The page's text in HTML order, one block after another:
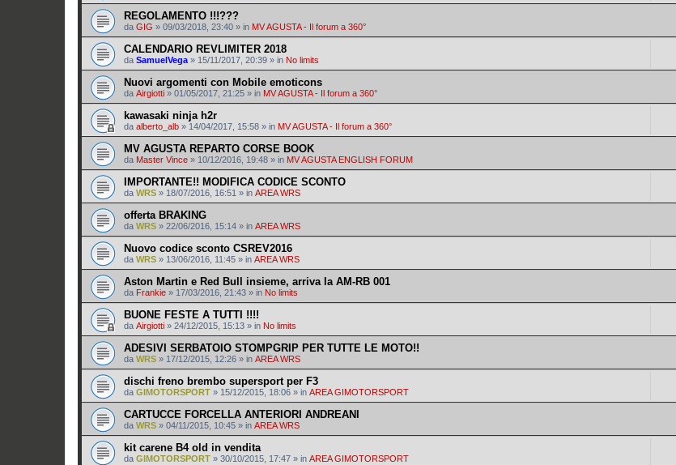
REGOLAMENTO !!!???
da GIG » 09/03/2018, 23:40 » in MV AGUSTA - Il forum a 360°
CALENDARIO REVLIMITER 2018
da SamuelVega» 15/11/2017, 20:39 » in No limits
Nuovi argomenti con Mobile emoticons
da Airgiotti » 01/05/2017, 21:25 » in MV AGUSTA - Il forum a 360°
kawasaki ninja h2r
da alberto_alb » 14/04/2017, 15:58 » in MV AGUSTA - Il forum a 360°
MV AGUSTA REPARTO CORSE BOOK
da Master Vince » 10/12/2016, 19:48 » in MV AGUSTA ENGLISH FORUM
IMPORTANTE!! MODIFICA CODICE SCONTO
da WRS » 18/07/2016, 16:51 » in AREA WRS
offerta BRAKING
da WRS » 22/06/2016, 15:14 » in AREA WRS
Nuovo codice sconto CSREV2016
da WRS » 13/06/2016, 11:45 » in AREA WRS
Aston Martin e Red Bull insieme, arriva la AM-RB 001
da Frankie » 17/03/2016, 21:43 » in No limits
BUONE FESTE A TUTTI !!!!
da Airgiotti » 24/12/2015, 15:13 » in No limits
ADESIVI SERBATOIO STOMPGRIP PER TUTTE LE MOTO!!
da WRS » 17/12/2015, 12:26 » in AREA WRS
dischi freno brembo supersport per F3
da GIMOTORSPORT » 15/12/2015, 18:06 » in AREA GIMOTORSPORT
CARTUCCE FORCELLA ANTERIORI ANDREANI
da WRS » 04/11/2015, 10:45 » in AREA WRS
kit carene B4 old in vendita
da GIMOTORSPORT » 30/10/2015, 17:47 » in AREA GIMOTORSPORT